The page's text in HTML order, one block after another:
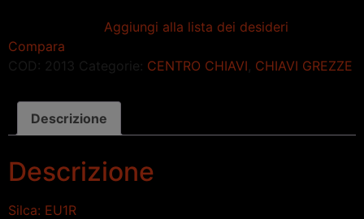
Aggiungi alla lista dei desideri
Compara
COD: 2013 Categorie: CENTRO CHIAVI CHIAVI GREZZE
Descrizione
Descrizione
Silca: EU1R